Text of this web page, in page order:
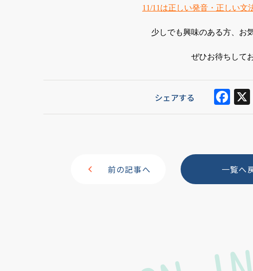
11/11 は正しい発音・正しい文
少しでも興味のある方、お
ぜひお待ちして
シェアする F
a
b
o
前の記事へ 一覧へ